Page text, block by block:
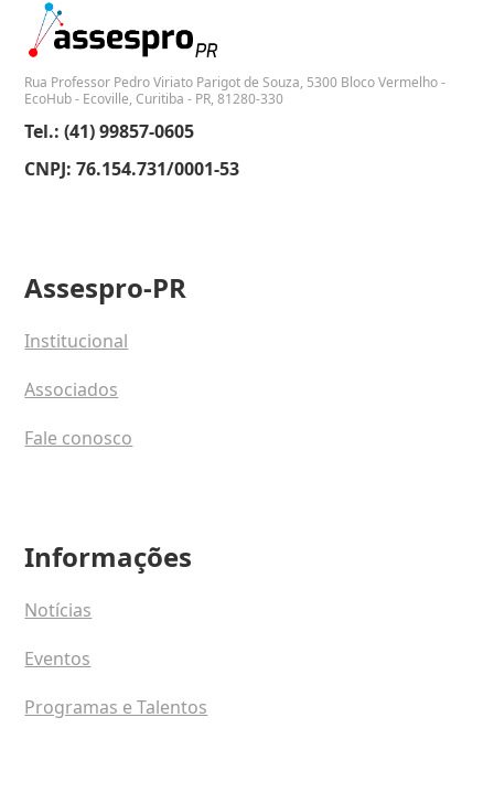
Rua Professor Pedro Viriato Parigot de Souza, 5300 Bloco Vermelho -
EcoHub - Ecoville, Curitiba - PR, 81280-330
Tel.: (41) 99857-0605
CNPJ: 76.154.731/0001-53
Assespro-PR
Institucional
Associados
Fale conosco
Informações
Notícias
Eventos
Programas e Talentos